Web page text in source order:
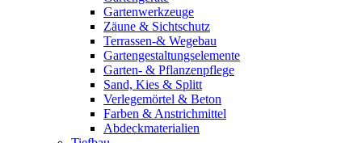
Gartenwerkzeuge
Zäune & Sichtschutz
Terrassen-& Wegebau
Gartengestaltungselemente
Garten- & Pflanzenpflege
Sand, Kies & Splitt
Verlegemörtel & Beton
Farben & Anstrichmittel
Abdeckmaterialien